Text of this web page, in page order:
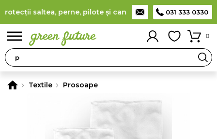
saltea, perne, pilote și canapele(detalii ) Producător
031 333 0330
0
Textile Prosoape